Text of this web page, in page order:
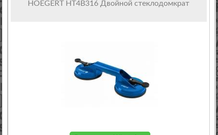
HOEGERT HT4B316 Двойной стеклодомкрат